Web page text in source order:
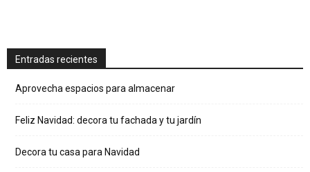
Entradas recientes
Aprovecha espacios para almacenar
Feliz Navidad: decora tu fachada y tu jardín
Decora tu casa para Navidad